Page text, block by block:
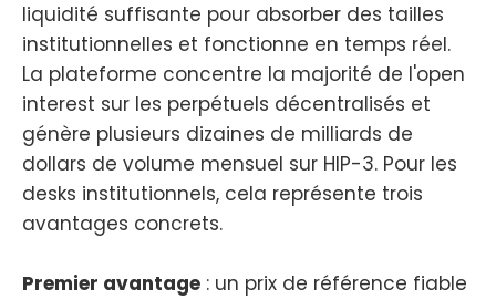
liquidité suffisante pour absorber des tailles
institutionnelles et fonctionne en temps réel.
La plateforme concentre la majorité de l'open
interest sur les perpétuels décentralisés et
génère plusieurs dizaines de milliards de
dollars de volume mensuel sur HIP-3. Pour les
desks institutionnels, cela représente trois
avantages concrets.
Premier avantage : un prix de référence fiable